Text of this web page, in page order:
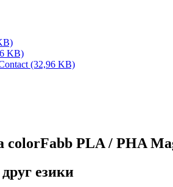
KB)
(32,96 KB)
colorFabb PLA / PHA
езики